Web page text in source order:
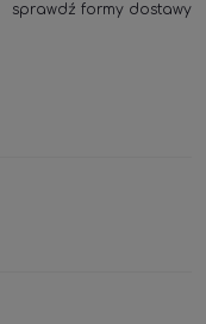
KOSZTÓW
sprawdź formy dostawy